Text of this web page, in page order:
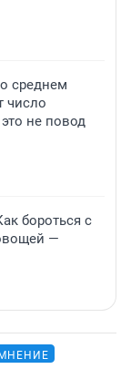
среднем
число
не повод
бороться с
—
МНЕНИЕ